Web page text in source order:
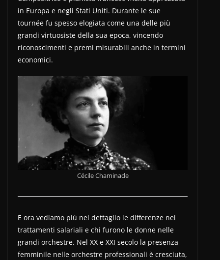
in Europa e negli Stati Uniti. Durante le sue
tournée fu spesso elogiata come una delle più
grandi virtuosiste della sua epoca, vincendo
riconoscimenti e premi misurabili anche in termini
economici.
Cécile Chaminade
E ora vediamo più nel dettaglio le differenze nei
trattamenti salariali e chi furono le donne nelle
grandi orchestre. Nel XX e XXI secolo la presenza
femminile nelle orchestre professionali è cresciuta,